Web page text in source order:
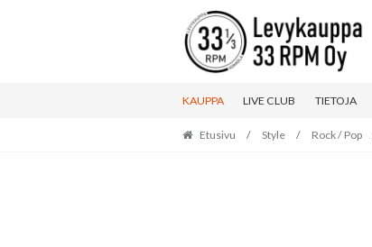
to
navigation
to
content
KAUPPA LIVE CLUB TIETOJA
Etusivu / Style / Rock / Pop